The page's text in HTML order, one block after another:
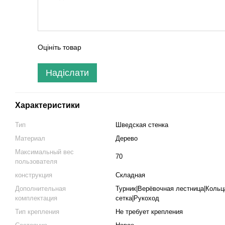
Оцініть товар
Надіслати
Характеристики
Тип
Шведская стенка
Материал
Дерево
Максимальный вес
пользователя
70
конструкция
Складная
Дополнительная
комплектация
Турник|Верёвочная
сетка|Рукоход
Тип крепления
Не требует крепления